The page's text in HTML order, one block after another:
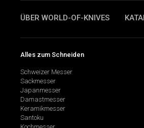
ÜBER WORLD-OF-KNIVES
Alles zum Schneiden
Schweizer Messer
Sackmesser
Japanmesser
Damastmesser
Keramikmesser
Santoku